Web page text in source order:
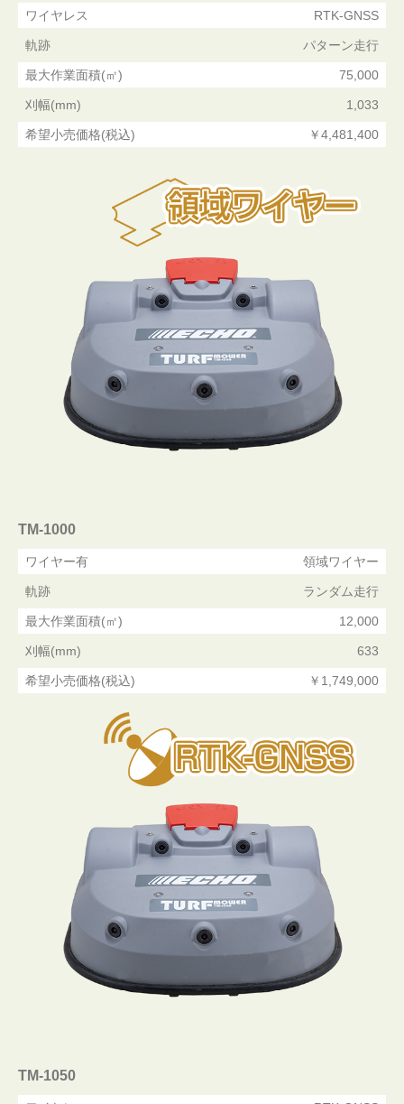
ワイヤレス RTK-GNSS
軌跡 パターン走行
最大作業面積(㎡) 75,000
刈幅(mm) 1,033
希望小売価格(税込) ￥4,481,400
TM-1000
ワイヤー有 領域ワイヤー
軌跡 ランダム走行
最大作業面積(㎡) 12,000
刈幅(mm) 633
希望小売価格(税込) ￥1,749,000
TM-1050